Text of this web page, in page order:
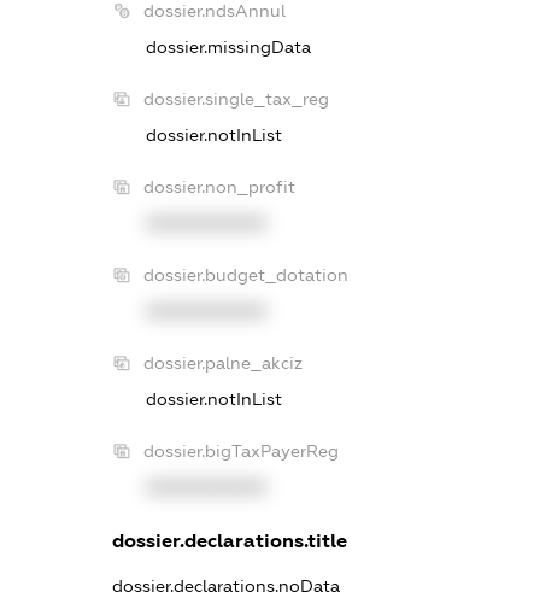
dossier.ndsAnnul
dossier.missingData
dossier.single_tax_reg
dossier.notInList
dossier.non_profit
dossier.budget_dotation
dossier.palne_akciz
dossier.notInList
dossier.bigTaxPayerReg
dossier.declarations.title
dossier.declarations.noData